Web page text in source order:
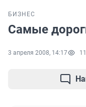
БИЗНЕС
Самые
3 апреля 2008, 14:17